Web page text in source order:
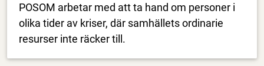
POSOM arbetar med att ta hand om personer i
olika tider av kriser, där samhällets ordinarie
resurser inte räcker till.